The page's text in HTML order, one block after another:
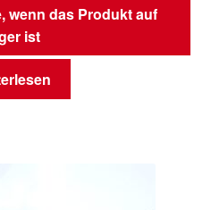
wenn das Produkt auf
ist